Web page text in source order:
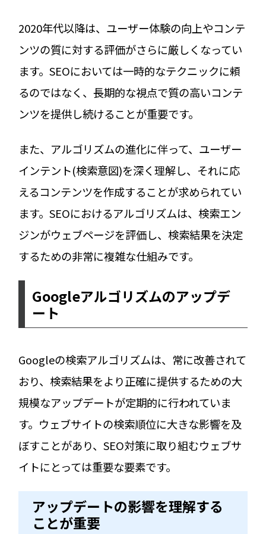
2020年代以降は、ユーザー体験の向上やコンテ
ンツの質に対する評価がさらに厳しくなってい
ます。SEOにおいては一時的なテクニックに頼
るのではなく、長期的な視点で質の高いコンテ
ンツを提供し続けることが重要です。
また、アルゴリズムの進化に伴って、ユーザー
インテント(検索意図)を深く理解し、それに応
えるコンテンツを作成することが求められてい
ます。SEOにおけるアルゴリズムは、検索エン
ジンがウェブページを評価し、検索結果を決定
するための非常に複雑な仕組みです。
Googleアルゴリズムのアップデ
ート
Googleの検索アルゴリズムは、常に改善されて
おり、検索結果をより正確に提供するための大
規模なアップデートが定期的に行われていま
す。ウェブサイトの検索順位に大きな影響を及
ぼすことがあり、SEO対策に取り組むウェブサ
イトにとっては重要な要素です。
アップデートの影響を理解する
ことが重要